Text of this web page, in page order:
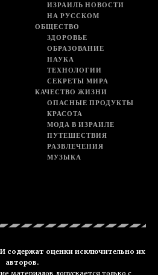
ИЗРАИЛЬ НОВОСТИ
НА РУССКОМ
ОБЩЕСТВО
ЗДОРОВЬЕ
ОБРАЗОВАНИЕ
НАУКА
ТЕХНОЛОГИИ
СЕКРЕТЫ МИРА
КАЧЕСТВО ЖИЗНИ
ОПАСНЫЕ ПРОДУКТЫ
КРАСОТА
МОДА В ИЗРАИЛЕ
ПУТЕШЕСТВИЯ
РАЗВЛЕЧЕНИЯ
МУЗЫКА
содержат оценки исключительно их
авторов.
материалов допускается только с